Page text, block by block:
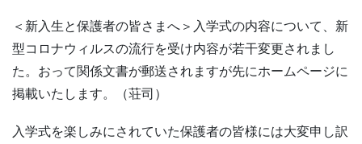
＜新入生と保護者の皆さまへ＞入学式の内容について、新
型コロナウィルスの流行を受け内容が若干変更されまし
た。おって関係文書が郵送されますが先にホームページに
掲載いたします。（荘司）
入学式を楽しみにされていた保護者の皆様には大変申し訳